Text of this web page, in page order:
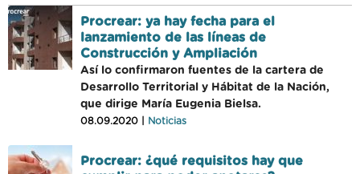
Procrear: ya hay fecha para el
lanzamiento de las líneas de
Construcción y Ampliación
Así lo confirmaron fuentes de la cartera de
Desarrollo Territorial y Hábitat de la Nación,
que dirige María Eugenia Bielsa.
08.09.2020 | Noticias
Procrear: ¿qué requisitos hay que